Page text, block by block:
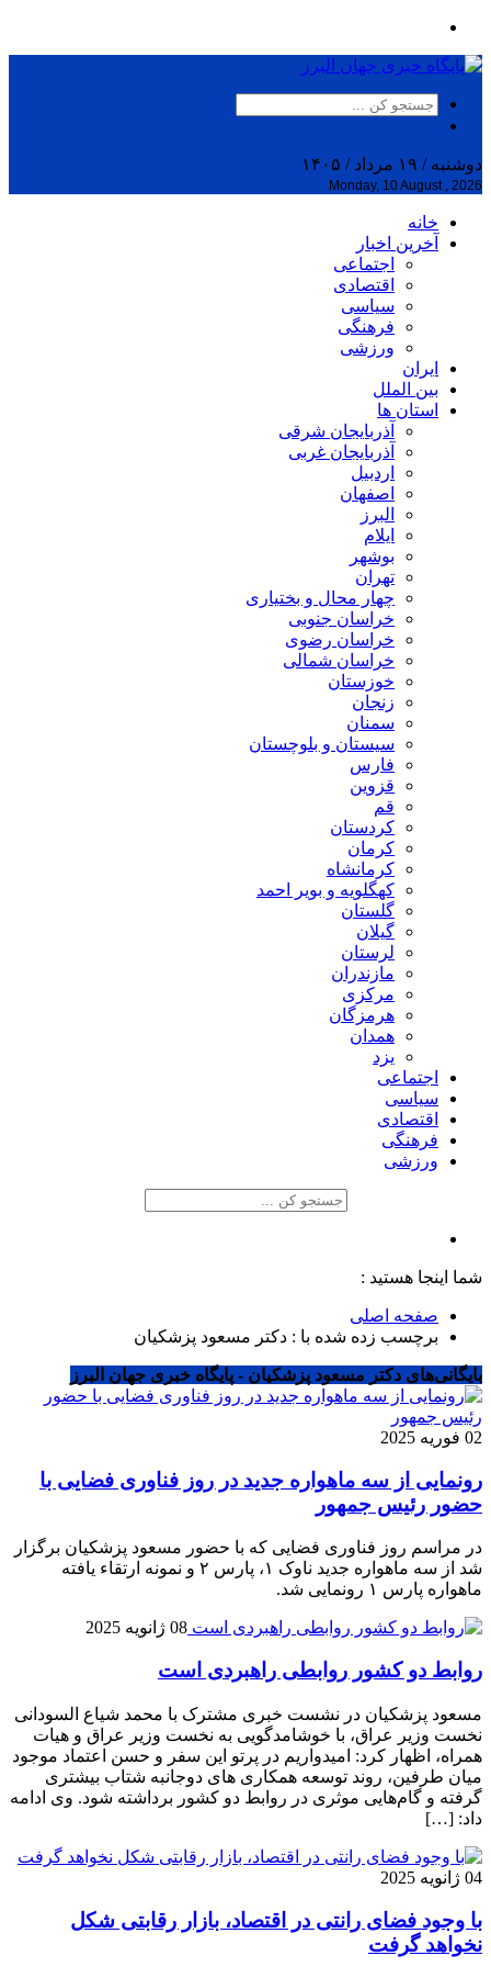
دوشنبه / ۱۹ مرداد / ۱۴۰۵
Monday, 10 August , 2026
خانه
آخرین اخبار
اجتماعی
اقتصادی
سیاسی
فرهنگی
ورزشی
ایران
بین الملل
استان ها
آذربایجان شرقی
آذربایجان غربی
اردبیل
اصفهان
البرز
ایلام
بوشهر
تهران
چهار محال و بختیاری
خراسان جنوبی
خراسان رضوی
خراسان شمالی
خوزستان
زنجان
سمنان
سیستان و بلوچستان
فارس
قزوین
قم
کردستان
کرمان
کرمانشاه
کهگلویه و بویر احمد
گلستان
گیلان
لرستان
مازندران
مرکزی
هرمزگان
همدان
یزد
اجتماعی
سیاسی
اقتصادی
فرهنگی
ورزشی
شما اینجا هستید :
صفحه اصلی
برچسب زده شده با : دکتر مسعود پزشکیان
بایگانی‌های دکتر مسعود پزشکیان - پایگاه خبری جهان البرز
02 فوریه 2025
رونمایی از سه ماهواره جدید در روز فناوری فضایی با
حضور رئیس جمهور
در مراسم روز فناوری فضایی که با حضور مسعود پزشکیان برگزار
شد از سه ماهواره جدید ناوک ۱، پارس ۲ و نمونه ارتقاء یافته
ماهواره پارس ۱ رونمایی شد.
08 ژانویه 2025
روابط دو کشور روابطی راهبردی است
مسعود پزشکیان در نشست خبری مشترک با محمد شیاع السودانی
نخست وزیر عراق، با خوشامدگویی به نخست وزیر عراق و هیات
همراه، اظهار کرد: امیدواریم در پرتو این سفر و حسن اعتماد موجود
میان طرفین، روند توسعه همکاری های دوجانبه شتاب بیشتری
گرفته و گام‌هایی موثری در روابط دو کشور برداشته شود. وی ادامه
داد: […]
04 ژانویه 2025
با وجود فضای رانتی در اقتصاد، بازار رقابتی شکل
نخواهد گرفت